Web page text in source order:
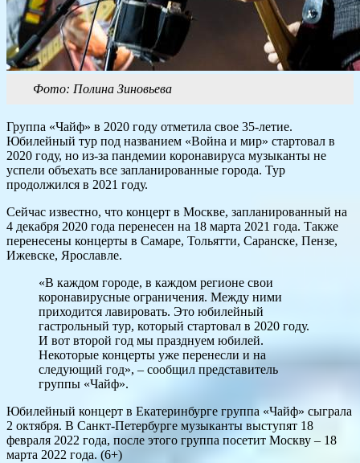
Фото: Полина Зиновьева
Группа «Чайф» в 2020 году отметила свое 35-летие.
Юбилейный тур под названием «Война и мир» стартовал в
2020 году, но из-за пандемии коронавируса музыканты не
успели объехать все запланированные города. Тур
продолжился в 2021 году.
Сейчас известно, что концерт в Москве, запланированный на
4 декабря 2020 года перенесен на 18 марта 2021 года. Также
перенесены концерты в Самаре, Тольятти, Саранске, Пензе,
Ижевске, Ярославле.
«В каждом городе, в каждом регионе свои
коронавирусные ограничения. Между ними
приходится лавировать. Это юбилейный
гастрольный тур, который стартовал в 2020 году.
И вот второй год мы празднуем юбилей.
Некоторые концерты уже перенесли и на
следующий год», – сообщил представитель
группы «Чайф».
Юбилейный концерт в Екатеринбурге группа «Чайф» сыграла
2 октября. В Санкт-Петербурге музыканты выступят 18
февраля 2022 года, после этого группа посетит Москву – 18
марта 2022 года. (6+)